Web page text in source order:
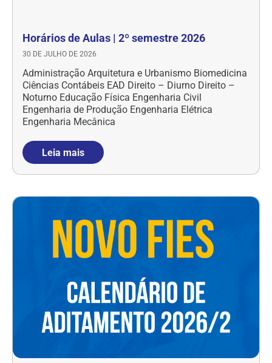
Horários de Aulas | 2º semestre 2026
30 DE JULHO DE 2026
Administração Arquitetura e Urbanismo Biomedicina
Ciências Contábeis EAD Direito – Diurno Direito –
Noturno Educação Física Engenharia Civil
Engenharia de Produção Engenharia Elétrica
Engenharia Mecânica
Leia mais